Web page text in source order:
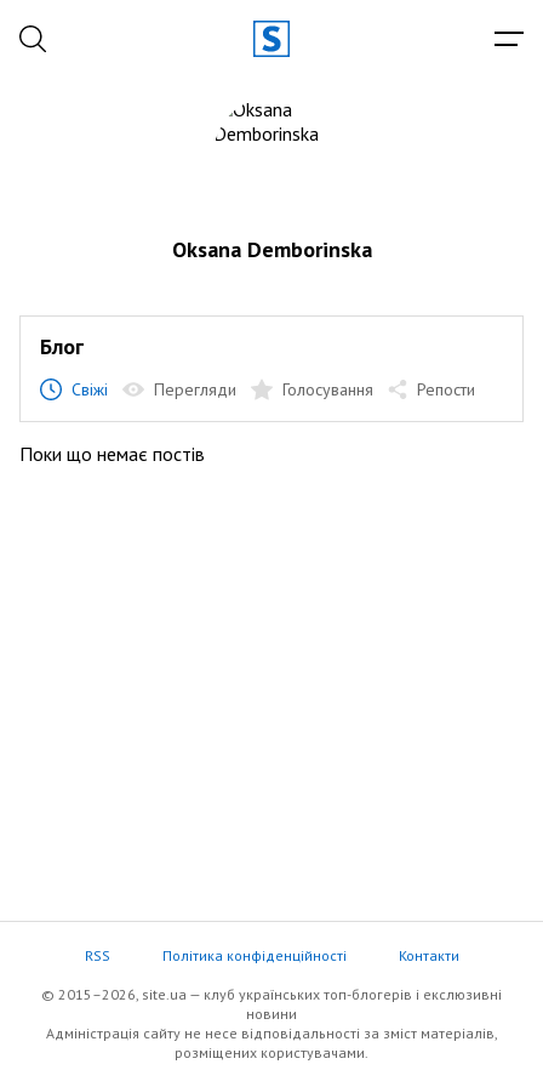
Oksana Demborinska
Блог
Свіжі Перегляди Голосування Репости
Поки що немає постів
RSS Політика конфіденційності Контакти
© 2015–2026, site.ua — клуб українських топ-блогерів i екслюзивнi
новини
Адміністрація сайту не несе відповідальності за зміст матеріалів,
розміщених користувачами.